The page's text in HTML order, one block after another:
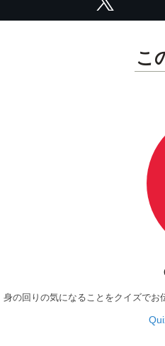
こ
身の回りの気になることをクイズでお